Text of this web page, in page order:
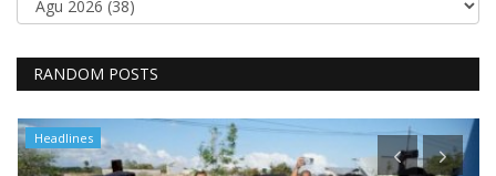
RANDOM POSTS
Headlines